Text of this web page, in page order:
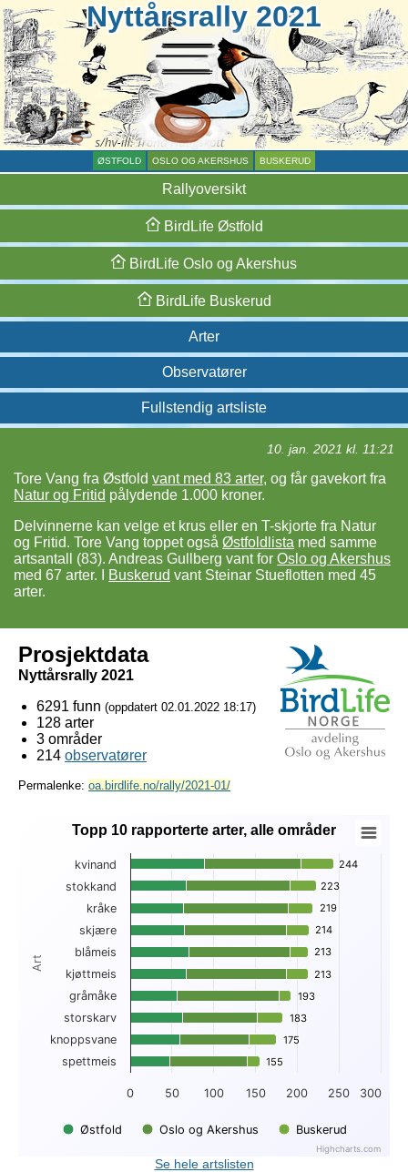
Nyttårsrally 2021
ØSTFOLD OSLO OG AKERSHUS BUSKERUD
Rallyoversikt
BirdLifeØstfold
BirdLife Oslo og Akershus
BirdLifeBuskerud
Arter
Observatører
Fullstendig artsliste
10. jan. 2021 kl. 11:21
Tore Vang fra Østfold vant med 83 arter, og får gavekort fra
Natur og Fritid pålydende 1.000 kroner.
Delvinnerne kan velge et krus eller en T-skjorte fra Natur
og Fritid. Tore Vang toppet også Østfoldlista med samme
artsantall (83). Andreas Gullberg vant for Oslo og Akershus
med 67 arter. I
Buskerud vant Steinar Stueflotten med 45
arter.
Prosjektdata
Nyttårsrally 2021
6291 funn (oppdatert 02.01.2022 18:17)
128 arter
3 områder
214 observatører
Permalenke: oa.birdlife.no/rally/2021-01/
Topp 10 rapporterte arter, alle områder
Bar chart with 3 data series.
View as data table, Topp 10 rapporterte arter, alle områder
The chart has 1 X axis displaying Art.
The chart has 1 Y axis displaying . Data ranges from 47 to
Art
Topp 10 rapporterte arter, alle områder
244
244
223
223
219
219
214
214
213
213
213
213
193
193
183
183
175
175
155
155
Østfold Oslo og Akershus Buskerud
0 50 100 150 200 250 300
kvinand
stokkand
kråke
skjære
blåmeis
kjøttmeis
gråmåke
storskarv
knoppsvane
spettmeis
Highcharts.com
End of interactive chart.Se hele artslisten